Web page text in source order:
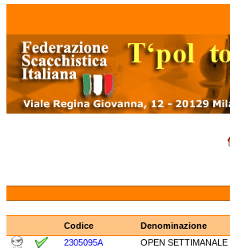
Codice Denominazione
2305095A
OPEN